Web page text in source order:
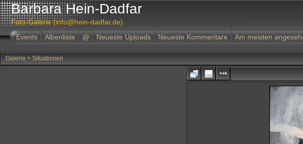
Barbara Hein-Dadfar
Foto-Galerie (info@hein-dadfar.de)
Events
Albenliste @ Neueste Uploads Neueste Kommentare Am meisten
Galerie > Situationen